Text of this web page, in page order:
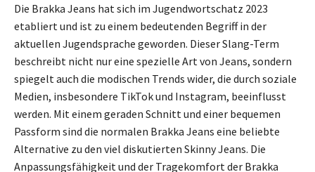
Die Brakka Jeans hat sich im Jugendwortschatz 2023
etabliert und ist zu einem bedeutenden Begriff in der
aktuellen Jugendsprache geworden. Dieser Slang-Term
beschreibt nicht nur eine spezielle Art von Jeans, sondern
spiegelt auch die modischen Trends wider, die durch soziale
Medien, insbesondere TikTok und Instagram, beeinflusst
werden. Mit einem geraden Schnitt und einer bequemen
Passform sind die normalen Brakka Jeans eine beliebte
Alternative zu den viel diskutierten Skinny Jeans. Die
Anpassungsfähigkeit und der Tragekomfort der Brakka